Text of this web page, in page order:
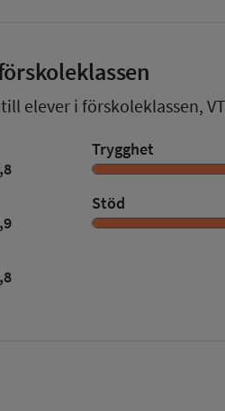
elever i förskoleklassen,
Trygghet
Stöd